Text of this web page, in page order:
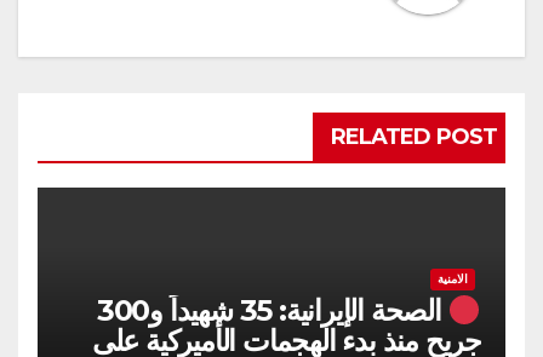
RELATED POST
الامنية
الصحة الإيرانية: 35 شهيداً و300
جريح منذ بدء الهجمات الأميركية على